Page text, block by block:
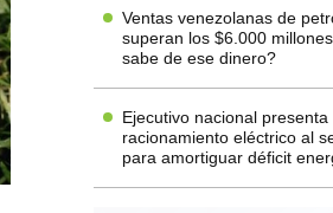
Ventas venezolanas de
superan los $6.000
sabe de ese dinero?
Ejecutivo nacional presenta
racionamiento eléctrico al
para amortiguar déficit